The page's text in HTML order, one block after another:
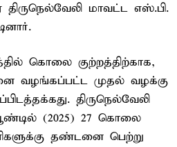
மாவட்ட எஸ்.பி.
கொலை குற்றத்திற்காக,
வழங்கப்பட்ட முதல் வழக்கு
திருநெல்வேலி
(2025) 27 கொலை
தண்டனை பெற்று